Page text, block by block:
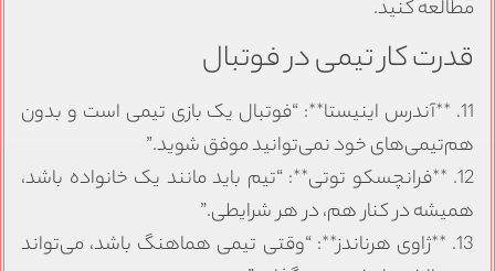
مطالعه کنید.
قدرت کار تیمی در فوتبال
11. **آندرس اینیستا**: “فوتبال یک بازی تیمی است و بدون
هم‌تیمی‌های خود نمی‌توانید موفق شوید.”
12. **فرانچسکو توتی**: “تیم باید مانند یک خانواده باشد،
همیشه در کنار هم، در هر شرایطی.”
13. **ژاوی هرناندز**: “وقتی تیمی هماهنگ باشد، می‌تواند